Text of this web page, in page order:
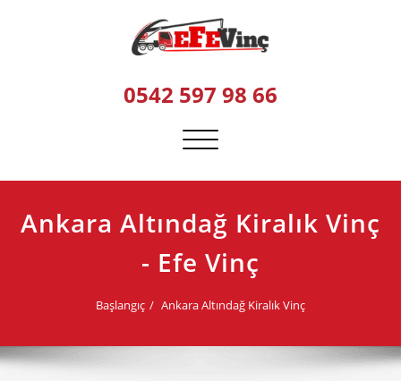
0542 597 98 66
Navigasyonu
Ankara Altındağ Kiralık Vinç
- Efe Vinç
Başlangıç Ankara Altındağ Kiralık Vinç